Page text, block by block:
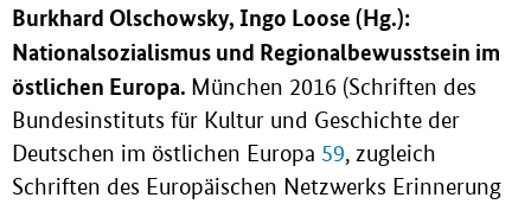
Burkhard Olschowsky, Ingo Loose (Hg.):
Nationalsozialismus und Regionalbewusstsein im
östlichen Europa. München 2016 (Schriften des
Bundesinstituts für Kultur und Geschichte der
Deutschen im östlichen Europa 59, zugleich
Schriften des Europäischen Netzwerks Erinnerung